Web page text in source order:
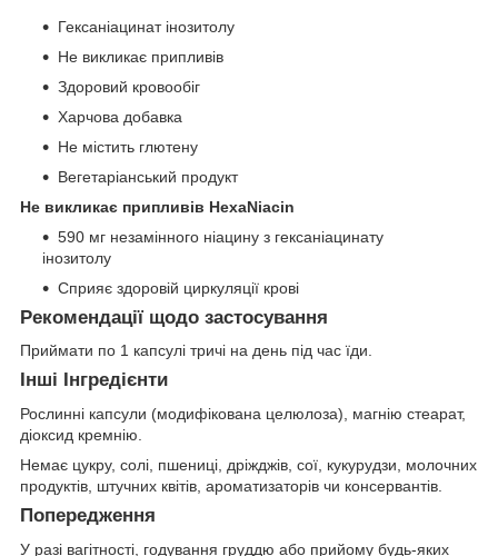
Гексаніацинат інозитолу
Не викликає припливів
Здоровий кровообіг
Харчова добавка
Не містить глютену
Вегетаріанський продукт
Не викликає припливів HexaNiacin
590 мг незамінного ніацину з гексаніацинату
інозитолу
Сприяє здоровій циркуляції крові
Рекомендації щодо застосування
Приймати по 1 капсулі тричі на день під час їди.
Інші Інгредієнти
Рослинні капсули (модифікована целюлоза), магнію стеарат,
діоксид кремнію.
Немає цукру, солі, пшениці, дріжджів, сої, кукурудзи, молочних
продуктів, штучних квітів, ароматизаторів чи консервантів.
Попередження
У разі вагітності, годування груддю або прийому будь-яких